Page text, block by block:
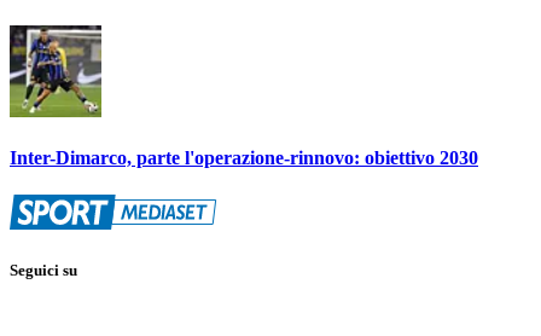
Inter-Dimarco, parte l'operazione-rinnovo: obiettivo 2030
Seguici su